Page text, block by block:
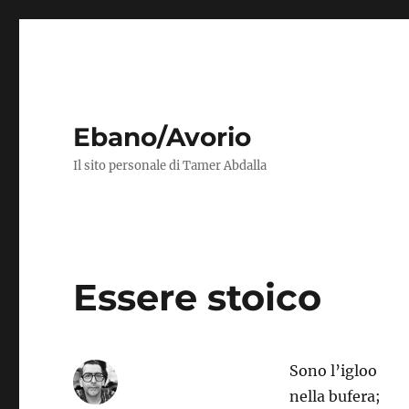
Ebano/Avorio
Il sito personale di Tamer Abdalla
Essere stoico
Sono l’igloo
nella bufera;